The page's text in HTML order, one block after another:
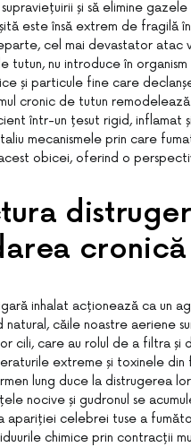
și să elimine
este însă extrem de fragilă
cel mai devastator atac
tutun, nu introduce în
și particule fine care
cronic de tutun
într-un țesut rigid,
mecanismele prin care
obicei, oferind o
cronică
inhalat acționează ca un
natural, căile noastre aeriene
cili, care au rolul de a filtra și
extreme și toxinele
lung duce la distrugerea
nocive și gudronul se
apariției celebrei tuse a
chimice prin contracții